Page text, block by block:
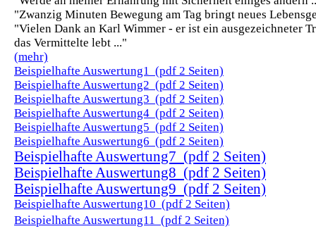
"Zwanzig Minuten Bewegung am Tag bringt neues
"Vielen Dank an Karl Wimmer - er ist ein ausgezeichneter
das Vermittelte lebt ..."
(mehr)
Beispielhafte Auswertung1 (pdf 2 Seiten)
Beispielhafte Auswertung2 (pdf 2 Seiten)
Beispielhafte Auswertung3 (pdf 2 Seiten)
Beispielhafte Auswertung4 (pdf 2 Seiten)
Beispielhafte Auswertung5 (pdf 2 Seiten)
Beispielhafte Auswertung6 (pdf 2 Seiten)
Beispielhafte Auswertung7 (pdf 2 Seiten)
Beispielhafte Auswertung8 (pdf 2 Seiten)
Beispielhafte Auswertung9 (pdf 2 Seiten)
Beispielhafte Auswertung10 (pdf 2 Seiten)
Beispielhafte Auswertung11 (pdf 2 Seiten)